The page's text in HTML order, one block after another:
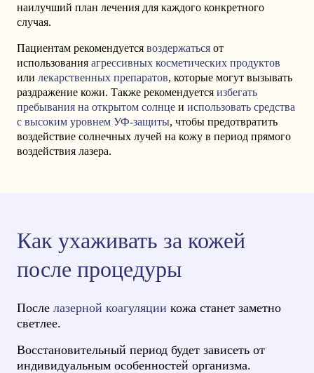
наилучший план лечения для каждого конкретного
случая.
Пациентам рекомендуется воздержаться от
использования агрессивных косметических продуктов
или лекарственных препаратов, которые могут вызывать
раздражение кожи. Также рекомендуется избегать
пребывания на открытом солнце и использовать средства
с высоким уровнем УФ-защиты, чтобы предотвратить
воздействие солнечных лучей на кожу в период прямого
воздействия лазера.
Как ухаживать за кожей
после процедуры
После лазерной коагуляции кожа станет заметно
светлее.
Восстановительный период будет зависеть от
индивидуальным особенностей организма.